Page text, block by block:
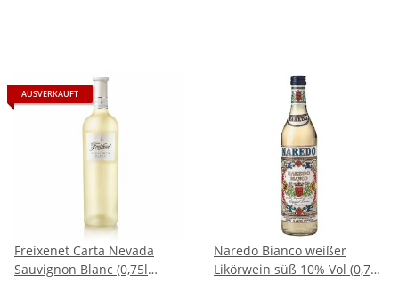
AUSVERKAUFT
Freixenet Carta Nevada
Sauvignon Blanc (0,75l
Naredo Bianco weißer
Likörwein süß 10% Vol (0,75L